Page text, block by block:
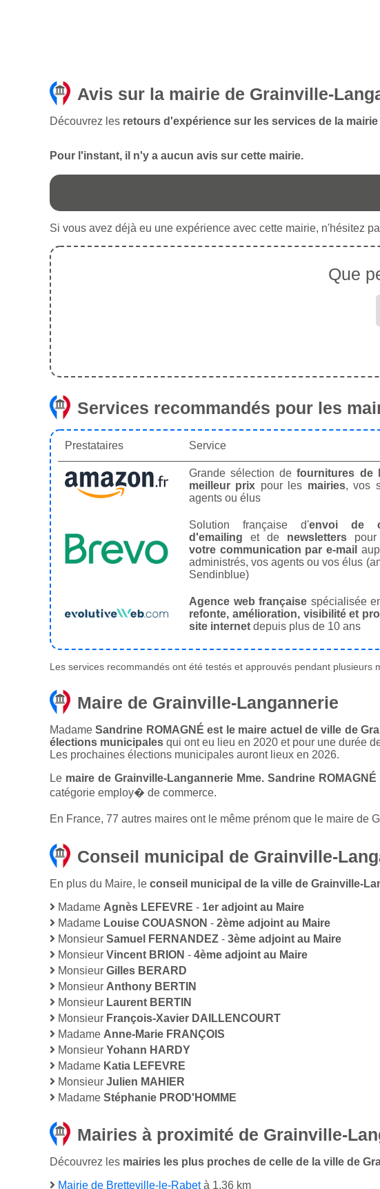
Avis sur la mairie de Grainville-
Découvrez les retours d'expérience sur les services de la
Pour l'instant, il n'y a aucun avis sur cette mairie.
Si vous avez déjà eu une expérience avec cette mairie, n'hésitez
Que
Services recommandés pour les
Prestataires Service
Grande sélection defournitures de
meilleur prix pour les mairies, vos
agents ou élus
Solution française d'envoi de
d'emailing et de newsletterspour
votre communication par e-mail
administrés, vos agents ou vos élus
Sendinblue)
Agence web française spécialisée
refonte, amélioration, visibilité et
site internet depuis plus de 10 ans
Les services recommandés ont été testés et approuvés pendant plusieurs
Maire de Grainville-Langannerie
MadameSandrine ROMAGNÉ est le maire actuel de ville de
élections municipales qui ont eu lieu en 2020 et pour une durée
Les prochaines élections municipales auront lieux en 2026.
Le maire de Grainville-Langannerie Mme. Sandrine
catégorie employ� de commerce.
En France, 77 autres maires ont le même prénom que le maire
Conseil municipal de Grainville-
En plus du Maire, le conseil municipal de la ville de Grainville-
Madame Agnès LEFEVRE - 1er adjoint au Maire
Madame Louise COUASNON - 2ème adjoint au Maire
Monsieur Samuel FERNANDEZ - 3ème adjoint au Maire
Monsieur Vincent BRION - 4ème adjoint au Maire
Monsieur Gilles BERARD
Monsieur Anthony BERTIN
Monsieur Laurent BERTIN
Monsieur François-Xavier DAILLENCOURT
Madame Anne-Marie FRANÇOIS
Monsieur Yohann HARDY
Madame Katia LEFEVRE
Monsieur Julien MAHIER
Madame Stéphanie PROD'HOMME
Mairies à proximité de Grainville-
Découvrez les mairies les plus proches de celle de la ville de
Mairie de Bretteville-le-Rabetà 1,36 km